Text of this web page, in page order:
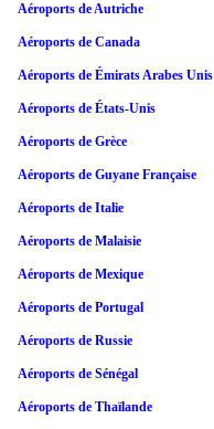
Aéroports de Autriche
Aéroports de Canada
Aéroports de Émirats Arabes Unis
Aéroports de États-Unis
Aéroports de Grèce
Aéroports de Guyane Française
Aéroports de Italie
Aéroports de Malaisie
Aéroports de Mexique
Aéroports de Portugal
Aéroports de Russie
Aéroports de Sénégal
Aéroports de Thaïlande